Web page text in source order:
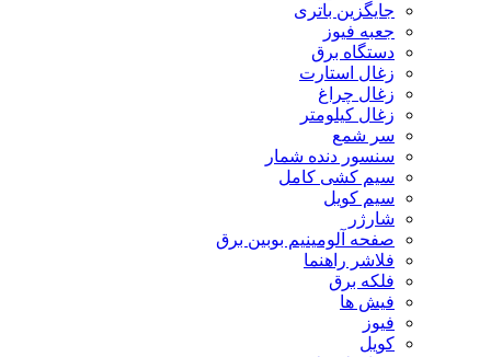
جایگزین باتری
جعبه فیوز
دستگاه برق
زغال استارت
زغال چراغ
زغال کیلومتر
سر شمع
سنسور دنده شمار
سیم کشی کامل
سیم کویل
شارژر
صفحه آلومینیم بوبین برق
فلاشر راهنما
فلکه برق
فیش ها
فیوز
کویل